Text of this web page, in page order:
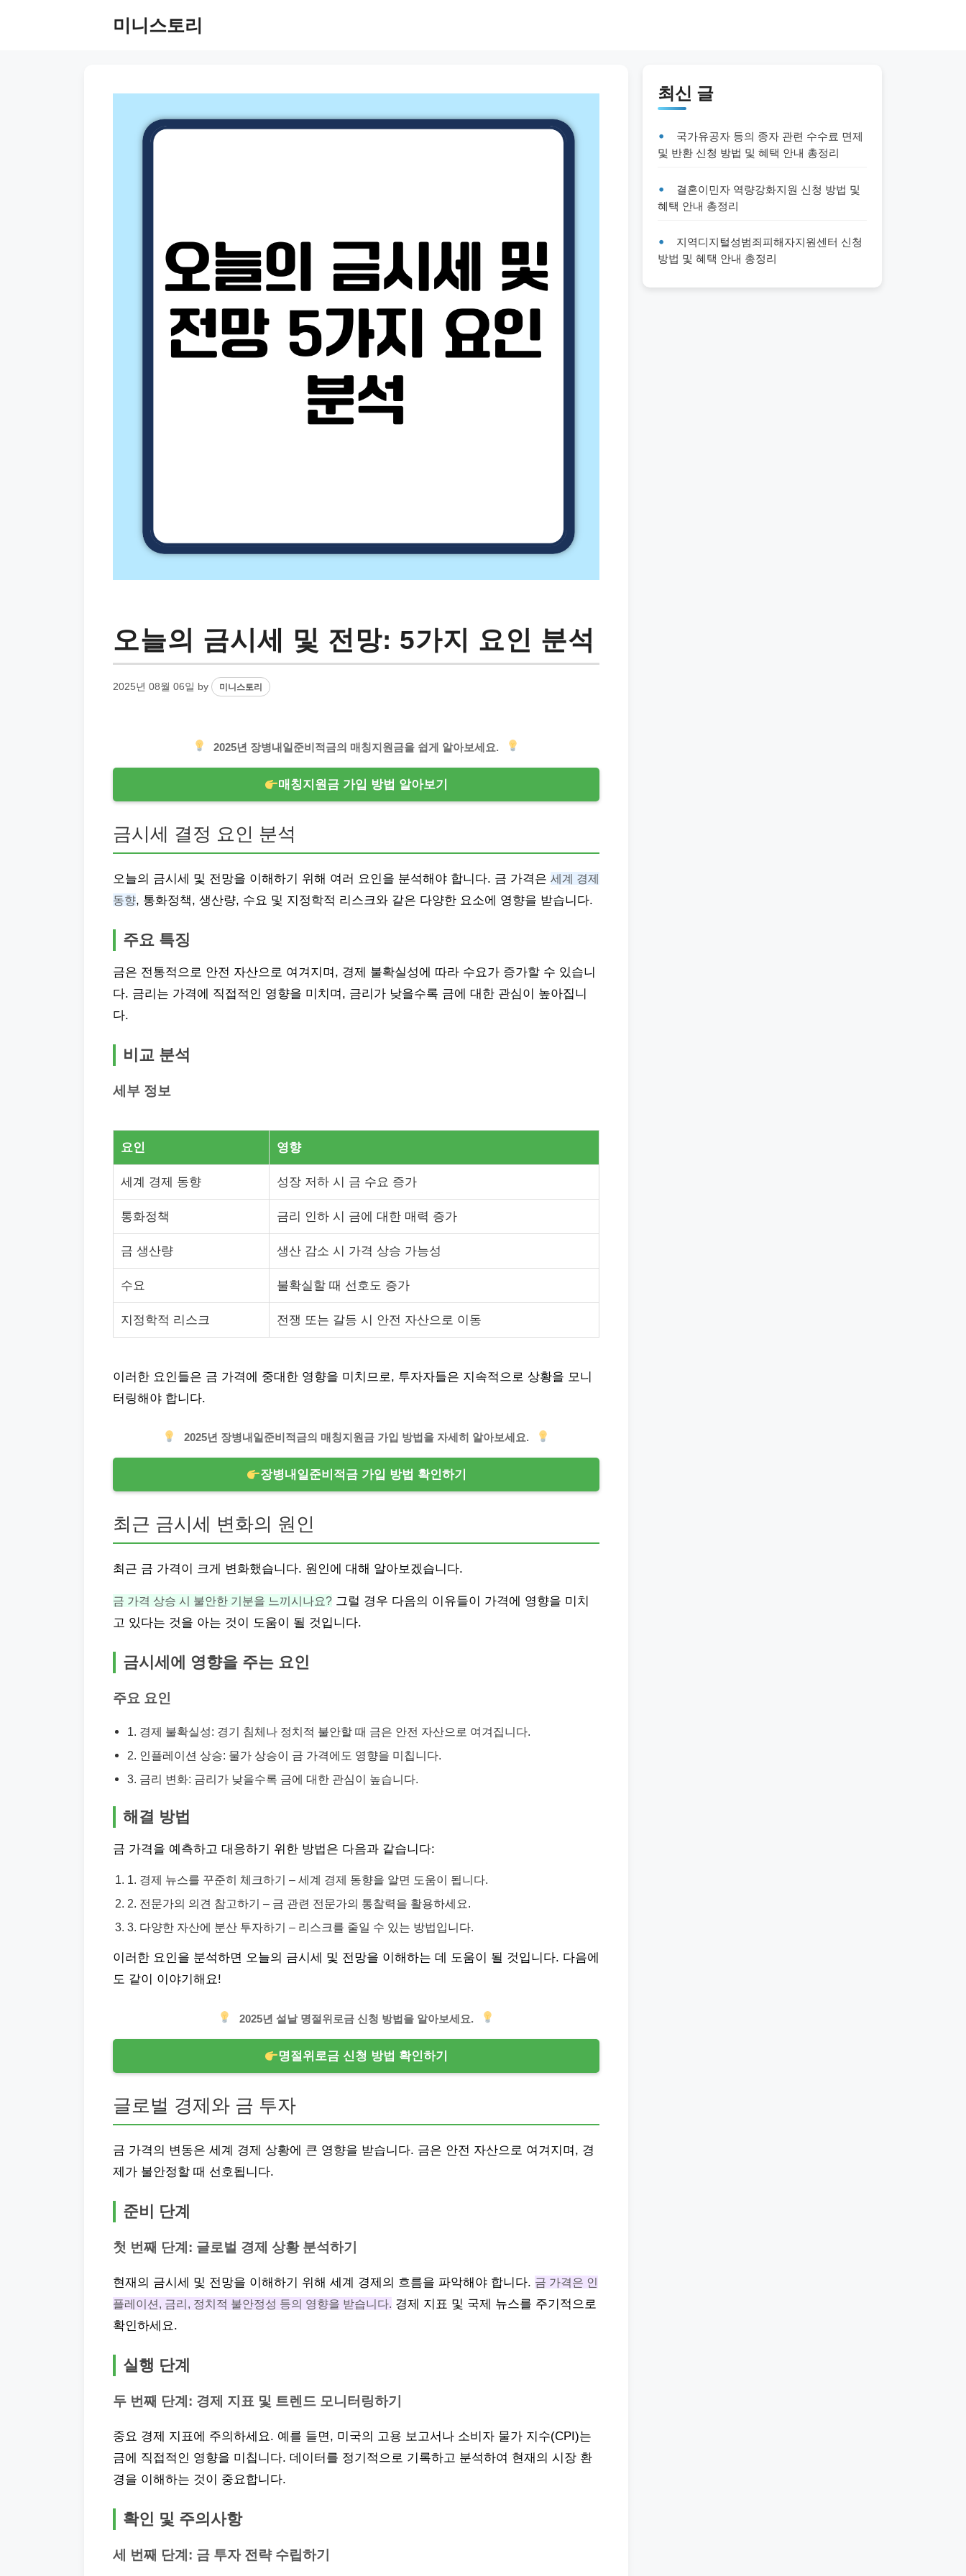
미니스토리
오늘의 금시세 및 전망: 5가지 요인 분석
2025년 08월 06일 by 미니스토리
2025년 장병내일준비적금의 매칭지원금을 쉽게 알아보세요.
매칭지원금 가입 방법 알아보기
금시세 결정 요인 분석
오늘의 금시세 및 전망을 이해하기 위해 여러 요인을 분석해야 합니다. 금 가격은 세계 경제
동향, 통화정책, 생산량, 수요 및 지정학적 리스크와 같은 다양한 요소에 영향을 받습니다.
주요 특징
금은 전통적으로 안전 자산으로 여겨지며, 경제 불확실성에 따라 수요가 증가할 수 있습니
다. 금리는 가격에 직접적인 영향을 미치며, 금리가 낮을수록 금에 대한 관심이 높아집니
다.
비교 분석
세부 정보
요인 영향
세계 경제 동향 성장 저하 시 금 수요 증가
통화정책 금리 인하 시 금에 대한 매력 증가
금 생산량 생산 감소 시 가격 상승 가능성
수요 불확실할 때 선호도 증가
지정학적 리스크 전쟁 또는 갈등 시 안전 자산으로 이동
이러한 요인들은 금 가격에 중대한 영향을 미치므로, 투자자들은 지속적으로 상황을 모니
터링해야 합니다.
2025년 장병내일준비적금의 매칭지원금 가입 방법을 자세히 알아보세요.
장병내일준비적금 가입 방법 확인하기
최근 금시세 변화의 원인
최근 금 가격이 크게 변화했습니다. 원인에 대해 알아보겠습니다.
금 가격 상승 시 불안한 기분을 느끼시나요? 그럴 경우 다음의 이유들이 가격에 영향을 미치
고 있다는 것을 아는 것이 도움이 될 것입니다.
금시세에 영향을 주는 요인
주요 요인
1. 경제 불확실성: 경기 침체나 정치적 불안할 때 금은 안전 자산으로 여겨집니다.
2. 인플레이션 상승: 물가 상승이 금 가격에도 영향을 미칩니다.
3. 금리 변화: 금리가 낮을수록 금에 대한 관심이 높습니다.
해결 방법
금 가격을 예측하고 대응하기 위한 방법은 다음과 같습니다:
1. 경제 뉴스를 꾸준히 체크하기 – 세계 경제 동향을 알면 도움이 됩니다.
2. 전문가의 의견 참고하기 – 금 관련 전문가의 통찰력을 활용하세요.
3. 다양한 자산에 분산 투자하기 – 리스크를 줄일 수 있는 방법입니다.
이러한 요인을 분석하면 오늘의 금시세 및 전망을 이해하는 데 도움이 될 것입니다. 다음에
도 같이 이야기해요!
2025년 설날 명절위로금 신청 방법을 알아보세요.
명절위로금 신청 방법 확인하기
글로벌 경제와 금 투자
금 가격의 변동은 세계 경제 상황에 큰 영향을 받습니다. 금은 안전 자산으로 여겨지며, 경
제가 불안정할 때 선호됩니다.
준비 단계
첫 번째 단계: 글로벌 경제 상황 분석하기
현재의 금시세 및 전망을 이해하기 위해 세계 경제의 흐름을 파악해야 합니다. 금 가격은 인
플레이션, 금리, 정치적 불안정성 등의 영향을 받습니다. 경제 지표 및 국제 뉴스를 주기적으로
확인하세요.
실행 단계
두 번째 단계: 경제 지표 및 트렌드 모니터링하기
중요 경제 지표에 주의하세요. 예를 들면, 미국의 고용 보고서나 소비자 물가 지수(CPI)는
금에 직접적인 영향을 미칩니다. 데이터를 정기적으로 기록하고 분석하여 현재의 시장 환
경을 이해하는 것이 중요합니다.
확인 및 주의사항
세 번째 단계: 금 투자 전략 수립하기
최신 글
국가유공자 등의 종자 관련 수수료 면제
및 반환 신청 방법 및 혜택 안내 총정리
결혼이민자 역량강화지원 신청 방법 및
혜택 안내 총정리
지역디지털성범죄피해자지원센터 신청
방법 및 혜택 안내 총정리